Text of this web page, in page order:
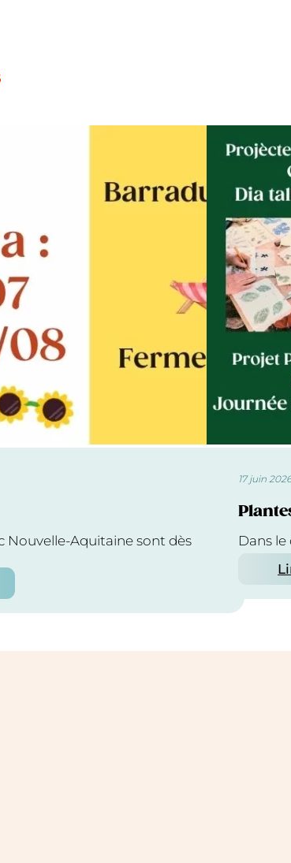
Nouvelle-Aquitaine sont dès
17 juin 2026
Dans